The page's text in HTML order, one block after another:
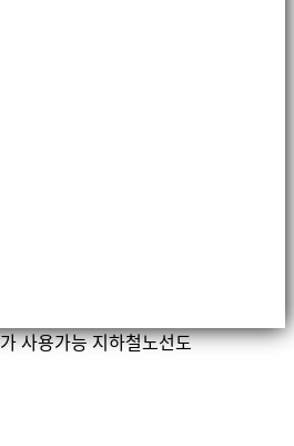
사용가능 지하철노선도